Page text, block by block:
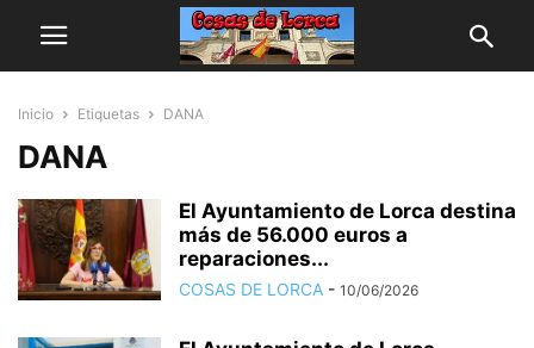
Inicio Etiquetas DANA
DANA
El Ayuntamiento de Lorca destina
más de 56.000 euros a
reparaciones...
COSAS DE LORCA - 10/06/2026